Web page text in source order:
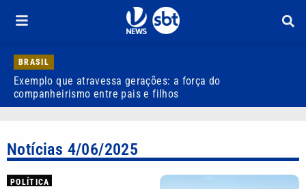
BRASIL
Exemplo que atravessa gerações: a força do
companheirismo entre pais e filhos
Notícias 4/06/2025
POLÍTICA